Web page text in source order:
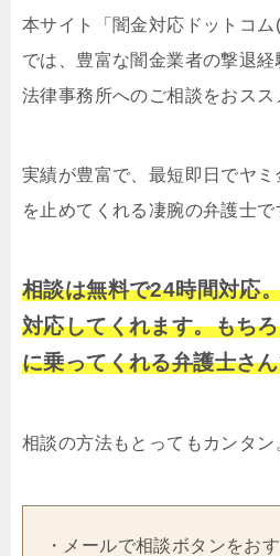
本サイト「闇金対応ドットコム
では、豊富な闇金業者の撃退
法律事務所へのご相談をおスス
実績が豊富で、最短即日でヤ
を止めてくれる凄腕の弁護士で
相談は無料で24時間対応
対応してくれます。もち
に乗ってくれる弁護士さ
相談の方法もとってもカンタン
・メールで相談ボタンをお